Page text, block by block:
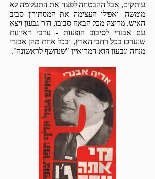
עותקים, אבל ההבטחה לפצח את התעלומה לא
מומשה, ואפילו העצימה את המסתורין סביב
האיש. מרוצה מכל הבאזז סביבו, חזר גבעון ויצא
עם אבנרי לסיבוב הופעות - ערבי ראיונות
שנערכו בכל רחבי הארץ, ובכל אחת מהן אבנרי
מנחה וגבעון הוא המרואיין "שנחשף לראשונה".